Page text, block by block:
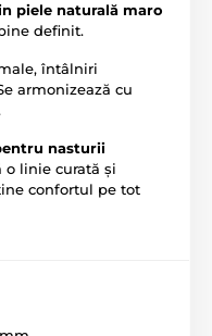
piele naturală maro
definit.
întâlniri
armonizează cu
nasturii
o linie curată și
confortul pe tot